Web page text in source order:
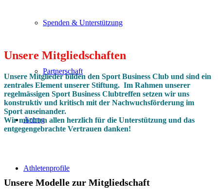
Spenden & Unterstützung
Partnerschaft
Antrag
Athletenprofile
Unsere Mitgliedschaften
Unsere Mitglieder bilden den Sport Business Club und sind ein
zentrales Element unserer Stiftung. Im Rahmen unserer
regelmässigen Sport Business Clubtreffen setzen wir uns
konstruktiv und kritisch mit der Nachwuchsförderung im
Sport auseinander.
Wir möchten allen herzlich für die Unterstützung und das
entgegengebrachte Vertrauen danken!
Unsere Modelle zur Mitgliedschaft